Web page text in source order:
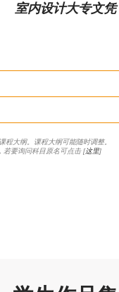
室内设计大专文凭
大纲。课程大纲可能随时调整。
若要询问科目原名可点击 [这里]